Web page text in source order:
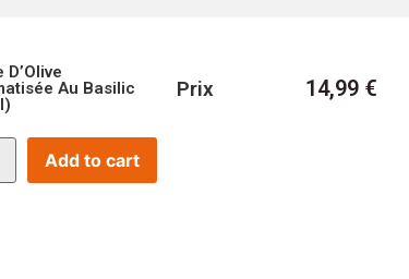
D’Olive
Au Basilic
Prix 14,99 €
Add to cart